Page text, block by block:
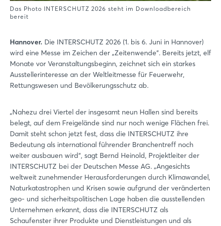
Das Photo INTERSCHUTZ 2026 steht im Downloadbereich
bereit
Hannover. Die INTERSCHUTZ 2026 (1. bis 6. Juni in Hannover)
wird eine Messe im Zeichen der „Zeitenwende“. Bereits jetzt, elf
Monate vor Veranstaltungsbeginn, zeichnet sich ein starkes
Ausstellerinteresse an der Weltleitmesse für Feuerwehr,
Rettungswesen und Bevölkerungsschutz ab.
„Nahezu drei Viertel der insgesamt neun Hallen sind bereits
belegt, auf dem Freigelände sind nur noch wenige Flächen frei.
Damit steht schon jetzt fest, dass die INTERSCHUTZ ihre
Bedeutung als international führender Branchentreff noch
weiter ausbauen wird“, sagt Bernd Heinold, Projektleiter der
INTERSCHUTZ bei der Deutschen Messe AG. „Angesichts
weltweit zunehmender Herausforderungen durch Klimawandel,
Naturkatastrophen und Krisen sowie aufgrund der veränderten
geo- und sicherheitspolitischen Lage haben die ausstellenden
Unternehmen erkannt, dass die INTERSCHUTZ als
Schaufenster ihrer Produkte und Dienstleistungen und als